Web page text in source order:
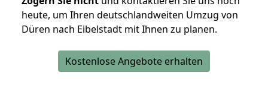
heute, um Ihren deutschlandweiten Umzug von
Düren nach Eibelstadt mit Ihnen zu planen.
Kostenlose Angebote erhalten